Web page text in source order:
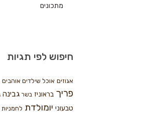
מתכונים
חיפוש לפי תגיות
אגוזים אוכל שילדים אוהבים
פריך בראוניז בשר גבינה
טבעוני יומולדת לחמניות